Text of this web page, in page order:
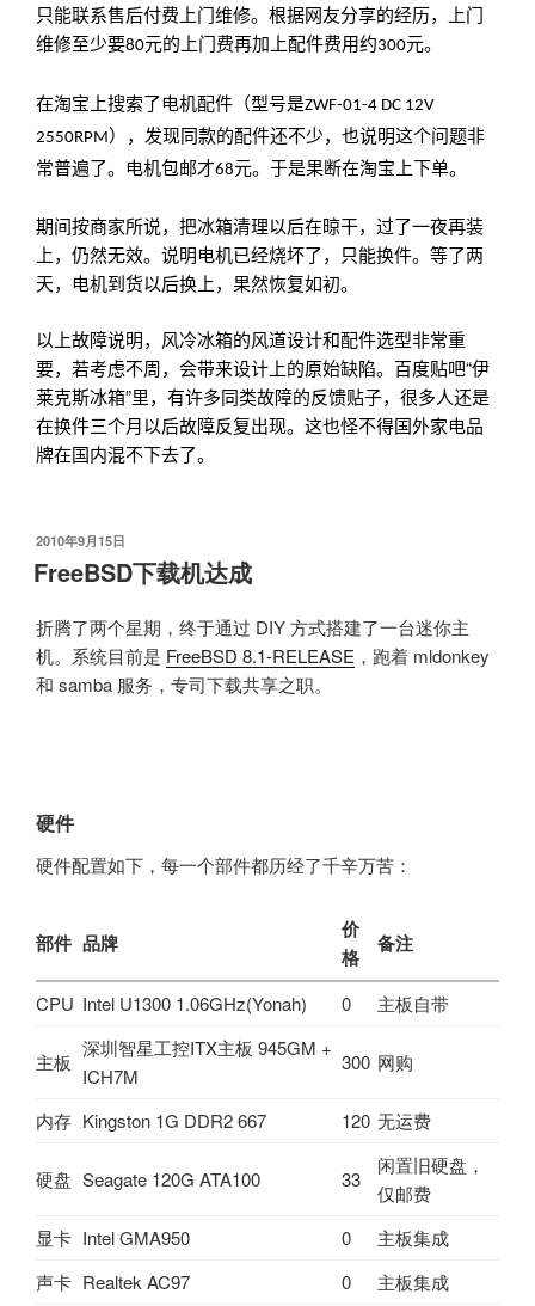
只能联系售后付费上门维修。根据网友分享的经历，上门
维修至少要80元的上门费再加上配件费用约300元。
在淘宝上搜索了电机配件（型号是ZWF-01-4 DC 12V
2550RPM ），发现同款的配件还不少，也说明这个问题非
常普遍了。电机包邮才68元。于是果断在淘宝上下单。
期间按商家所说，把冰箱清理以后在晾干，过了一夜再装
上，仍然无效。说明电机已经烧坏了，只能换件。等了两
天，电机到货以后换上，果然恢复如初。
以上故障说明，风冷冰箱的风道设计和配件选型非常重
要，若考虑不周，会带来设计上的原始缺陷。百度贴吧“伊
莱克斯冰箱”里，有许多同类故障的反馈贴子，很多人还是
在换件三个月以后故障反复出现。这也怪不得国外家电品
牌在国内混不下去了。
发
布
于
2010年9月15日
FreeBSD下载机达成
折腾了两个星期，终于通过 DIY 方式搭建了一台迷你主
机。系统目前是 FreeBSD 8.1-RELEASE ，跑着 mldonkey
和 samba 服务，专司下载共享之职。
硬件
硬件配置如下，每一个部件都历经了千辛万苦：
部件 品牌
价
格
备注
CPU Intel U1300 1.06GHz(Yonah) 0 主板自带
主板
深圳智星工控ITX主板 945GM +
ICH7M
300 网购
内存 Kingston 1G DDR2 667 120 无运费
硬盘 Seagate 120G ATA100 33
闲置旧硬盘，
仅邮费
显卡 Intel GMA950 0
主板集成
声卡 Realtek AC97 0 主板集成